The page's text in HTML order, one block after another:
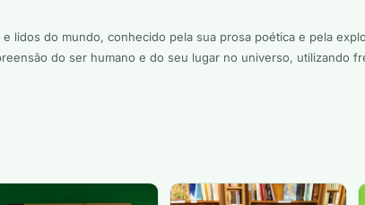
lidos do mundo, conhecido pela sua prosa poética e pela
do ser humano e do seu lugar no universo, utilizando